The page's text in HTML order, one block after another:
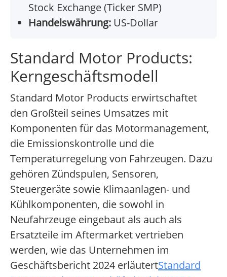
Stock Exchange (Ticker SMP)
Handelswährung: US-Dollar
Standard Motor Products:
Kerngeschäftsmodell
Standard Motor Products erwirtschaftet
den Großteil seines Umsatzes mit
Komponenten für das Motormanagement,
die Emissionskontrolle und die
Temperaturregelung von Fahrzeugen. Dazu
gehören Zündspulen, Sensoren,
Steuergeräte sowie Klimaanlagen- und
Kühlkomponenten, die sowohl in
Neufahrzeuge eingebaut als auch als
Ersatzteile im Aftermarket vertrieben
werden, wie das Unternehmen im
Geschäftsbericht 2024 erläutertStandard